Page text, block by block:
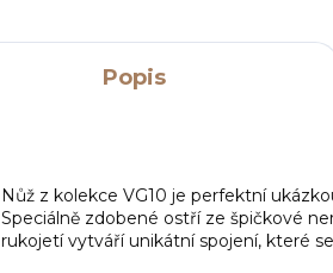
Popis
Nůž z kolekce VG10 je perfektní
Speciálně zdobené ostří ze špičkové
rukojetí vytváří unikátní spojení, které